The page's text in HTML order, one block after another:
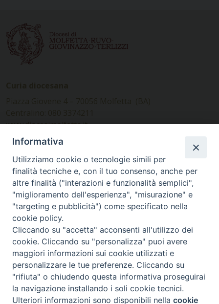
www.diocesimolfetta.it –
diocesimolfetta@pec.chiesacattolica.it
Ufficio Comunicazioni sociali
Piazza Giovene 4 – 70056 Molfetta (BA)
comunicazionisociali@diocesimolfetta.it
SEGUICI SU
Facebook
Instagram
X YouTube
Feed
Privacy Policy - trasparenza
© 2016 - 2026 Diocesi Molfetta Ruvo Giovinazzo Terlizzi
Preferenze Cookie
Informativa
Utilizziamo cookie o tecnologie simili per
finalità tecniche e, con il tuo consenso, anche per
altre finalità ("interazioni e funzionalità semplici",
"miglioramento dell'esperienza", "misurazione" e
"targeting e pubblicità") come specificato nella
cookie policy.
Cliccando su "accetta" acconsenti all'utilizzo dei
cookie. Cliccando su "personalizza" puoi avere
maggiori informazioni sui cookie utilizzati e
personalizzare le tue preferenze. Cliccando su
"rifiuta" o chiudendo questa informativa proseguirai
la navigazione installando i soli cookie tecnici.
Ulteriori informazioni sono disponibili nellacookie